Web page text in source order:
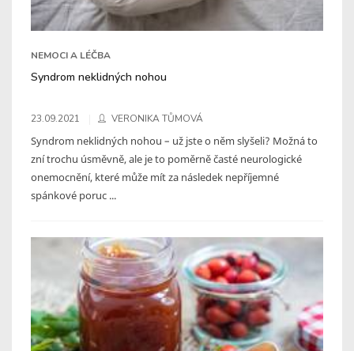
NEMOCI A LÉČBA
Syndrom neklidných nohou
23.09.2021 VERONIKA TŮMOVÁ
Syndrom neklidných nohou – už jste o něm slyšeli? Možná to
zní trochu úsměvně, ale je to poměrně časté neurologické
onemocnění, které může mít za následek nepříjemné
spánkové poruc ...